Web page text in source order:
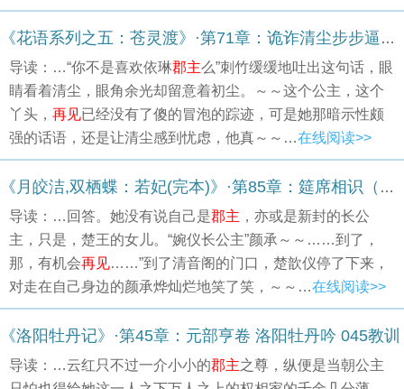
《花语系列之五：苍灵渡》·第71章：诡诈清尘步步逼底线 正直刺竹声声劝情戒（下）
导读：…“你不是喜欢依琳郡主么”刺竹缓缓地吐出这句话，眼
睛看着清尘，眼角余光却留意着初尘。～～这个公主，这个
丫头， 再见已经没有了傻的冒泡的踪迹，可是她那暗示性颇
强的话语，还是让清尘感到忧虑，他真～～…在线阅读>>
《月皎洁,双栖蝶：若妃(完本)》·第85章：筵席相识（四）
导读：…回答。她没有说自己是郡主 ，亦或是新封的长公
主，只是，楚王的女儿。“婉仪长公主”颜承～～……到了，
那，有机会再见……”到了清音阁的门口，楚歆仪停了下来，
对走在自己身边的颜承烨灿烂地笑了笑，～～…在线阅读>>
《洛阳牡丹记》·第45章：元部亨卷 洛阳牡丹吟 045教训
导读：…云红只不过一介小小的郡主之尊，纵便是当朝公主